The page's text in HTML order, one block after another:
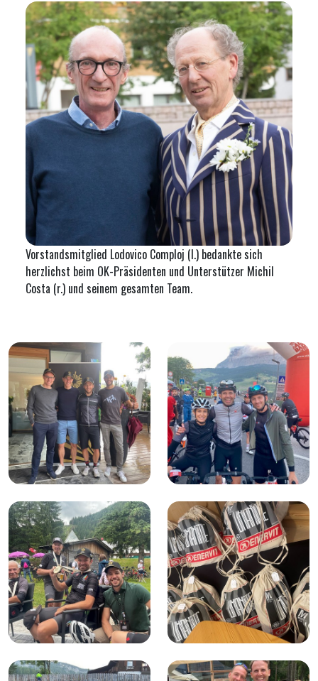
Vorstandsmitglied Lodovico Comploj (l.) bedankte sich
herzlichst beim OK-Präsidenten und Unterstützer Michil
Costa (r.) und seinem gesamten Team.